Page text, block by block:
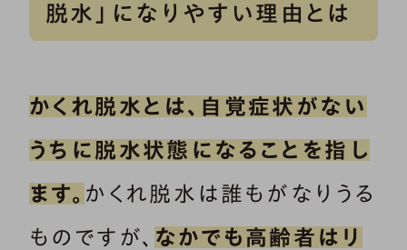
脱水」になりやすい理由とは
かくれ脱水とは、自覚症状がない
うちに脱水状態になることを指し
ます。 かくれ脱水は誰もがなりうる
ものですが、 なかでも高齢者はリ